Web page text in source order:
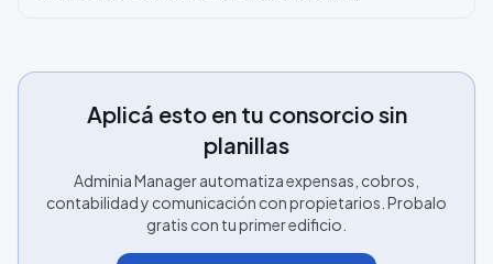
Aplicá esto en tu consorcio sin
planillas
Adminia Manager automatiza expensas, cobros,
contabilidad y comunicación con propietarios. Probalo
gratis con tu primer edificio.